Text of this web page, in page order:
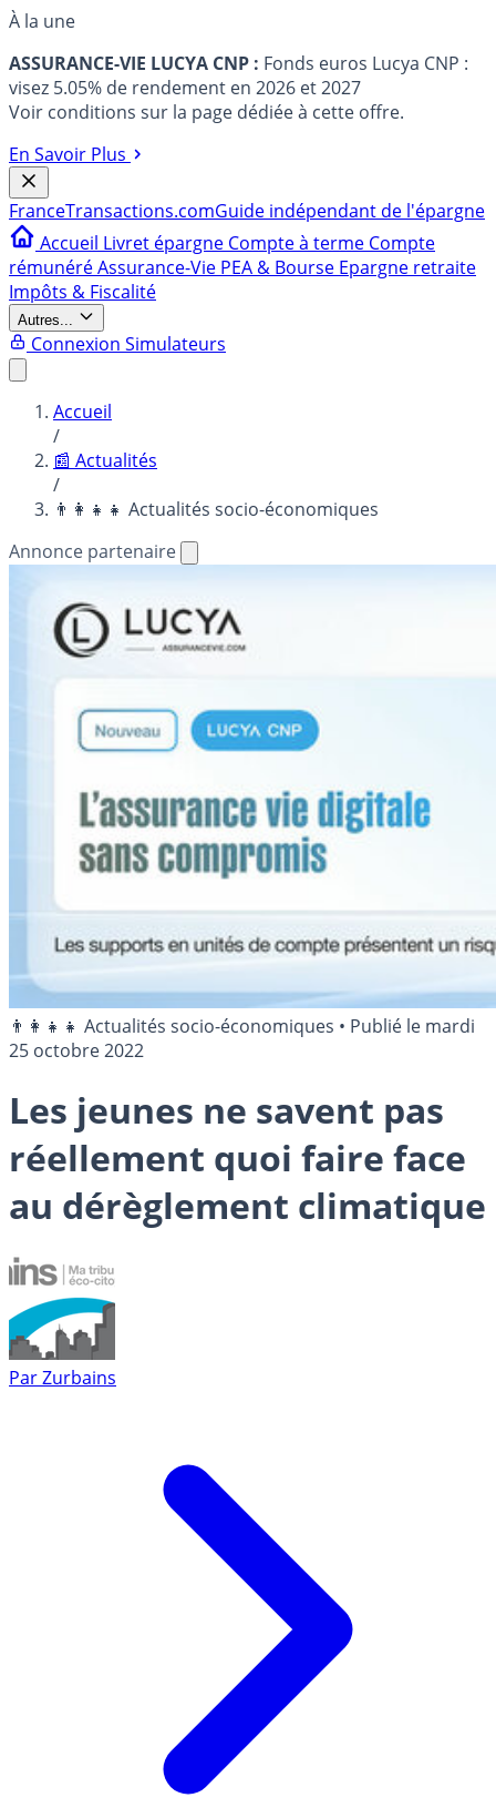
À la une
ASSURANCE-VIE LUCYA CNP : Fonds euros Lucya CNP :
visez 5.05% de rendement en 2026 et 2027
Voir conditions sur la page dédiée à cette offre.
En Savoir Plus
FranceTransactions.comGuide indépendant de l'épargne
Accueil Livret épargne Compte à terme Compte
rémunéréAssurance-Vie PEA & Bourse Epargne retraite
Impôts & Fiscalité
Autres...
Connexion Simulateurs
Accueil
/
📰 Actualités
/
👨‍👩‍👧‍👧 Actualités socio-économiques
Annonce partenaire
👨‍👩‍👧‍👧 Actualités socio-économiques • Publié le mardi
25 octobre 2022
Les jeunes ne savent pas
réellement quoi faire face
au dérèglement climatique
ParZurbains